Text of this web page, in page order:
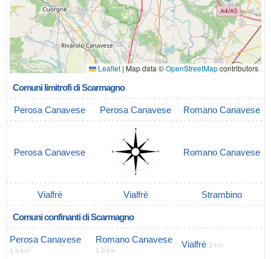
Leaflet | Map data ©OpenStreetMapcontributors
Comuni limitrofi di Scarmagno
Perosa Canavese Perosa Canavese Romano Canavese
Perosa Canavese Romano Canavese
Vialfrè Vialfrè Strambino
Comuni confinanti di Scarmagno
Perosa Canavese
1.6 km
Romano Canavese
1.9 km
Vialfrè 2 km